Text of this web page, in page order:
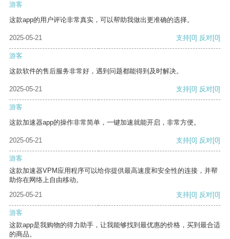
游客
这款app的用户评论非常真实，可以帮助我做出更准确的选择。
2025-05-21 支持[0] 反对[0]
游客
这款软件的售后服务非常好，遇到问题都能得到及时解决。
2025-05-21 支持[0] 反对[0]
游客
这款加速器app的操作非常简单，一键加速就能开启，非常方便。
2025-05-21 支持[0] 反对[0]
游客
这款加速器VPM应用程序可以给你提供最高速度和安全性的连接，并帮
助你在网络上自由移动。
2025-05-21
支持[0] 反对[0]
游客
这款app是我购物的得力助手，让我能够找到最优惠的价格，买到最合适
的商品。